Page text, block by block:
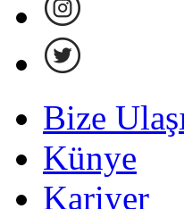
Bize
Künye
Kariyer